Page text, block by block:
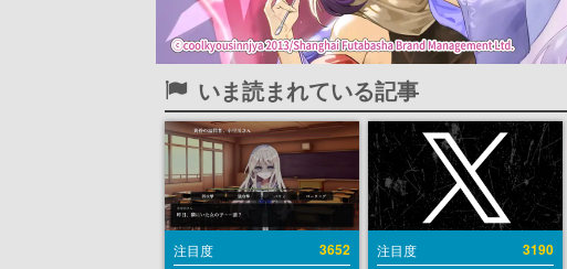
いま読まれている記事
注目度 3652 注目度 3190